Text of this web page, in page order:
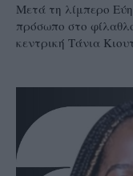
Μετά τη λίμπερο
πρόσωπο στο
κεντρική Τάνια